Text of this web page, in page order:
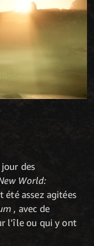
des
World:
été assez agitées
, avec de
l'île ou qui y ont